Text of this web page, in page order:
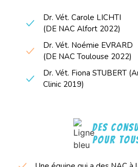
Dr. Vét. Carole LICHTI
(DE NAC Alfort 2022)
Dr. Vét. Noémie EVRARD
(DE NAC Toulouse 2022)
Dr. Vét. Fiona STUBERT
Clinic 2019)
des
pour